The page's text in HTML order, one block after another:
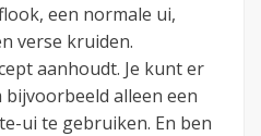
een normale ui,
verse kruiden.
aanhoudt. Je kunt er
alleen een
ui te gebruiken. En ben